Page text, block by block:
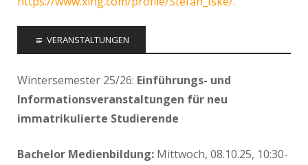
VERANSTALTUNGEN
Wintersemester 25/26: Einführungs- und
Informationsveranstaltungen für neu
immatrikulierte Studierende
Bachelor Medienbildung: Mittwoch, 08.10.25, 10:30-